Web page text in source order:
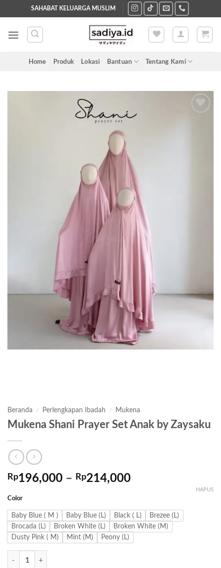
to
content
SAHABAT KELUARGA MUSLIM
Home Produk Lokasi Bantuan Tentang Kami
Beranda / Perlengkapan Ibadah / Mukena
Mukena Shani Prayer Set Anak by Zaysaku
Rp196,000 – Rp214,000Rentang
hingga
Rp214,000
Color
Baby Blue ( M ) Baby Blue (L) Black ( L)
Brezee (L)
Brocada (L)
Broken White (L)
Broken White (M)
Dusty Pink ( M)
Mint (M) Peony (L)
HAPUS
Kuantitas Mukena Shani Prayer Set Anak by Zaysaku